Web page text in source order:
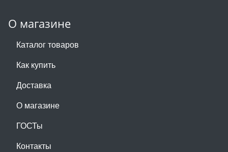
О магазине
Каталог товаров
Как купить
Доставка
О магазине
ГОСТы
Контакты